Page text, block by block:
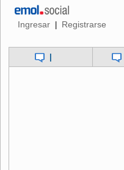
Ingresar | Registrarse
|